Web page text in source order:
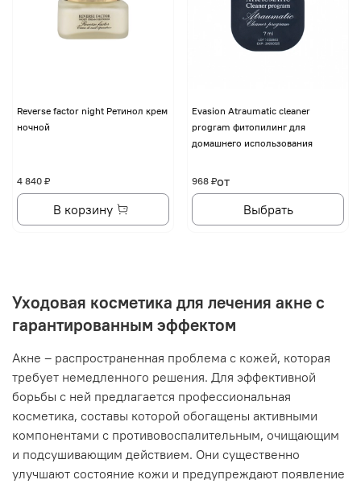
Reverse factor night Ретинол крем
ночной
4 840 ₽
В корзину
Evasion Atraumatic cleaner
program фитопилинг для
домашнего использования
от
968 ₽
Выбрать
Уходовая косметика для лечения акне с
гарантированным эффектом
Акне – распространенная проблема с кожей, которая
требует немедленного решения. Для эффективной
борьбы с ней предлагается профессиональная
косметика, составы которой обогащены активными
компонентами с противовоспалительным, очищающим
и подсушивающим действием. Они существенно
улучшают состояние кожи и предупреждают появление